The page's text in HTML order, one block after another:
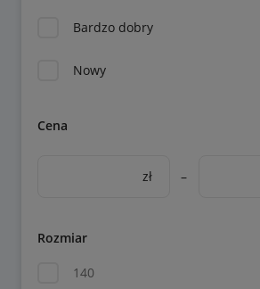
Bardzo dobry
Nowy
Cena
zł –
Rozmiar
140